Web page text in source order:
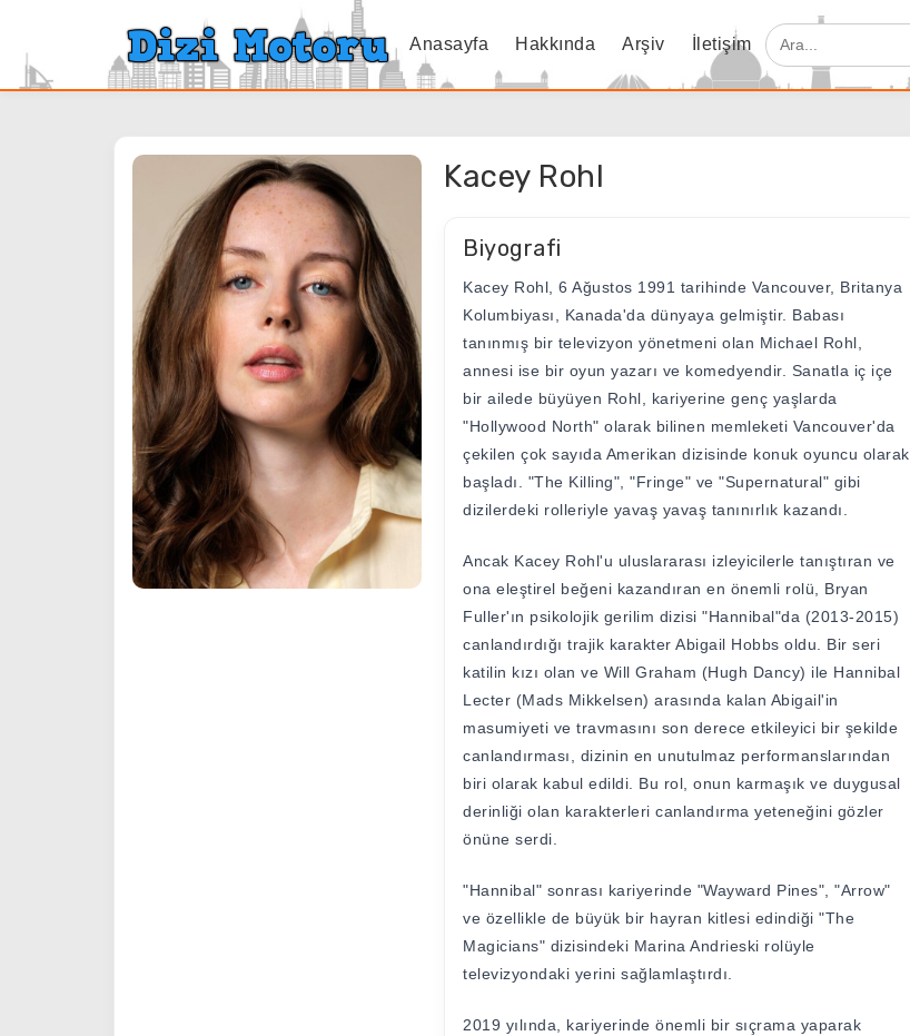
Anasayfa Hakkında Arşiv İletişim
Kacey Rohl
Biyografi
Kacey Rohl, 6 Ağustos 1991 tarihinde Vancouver, Britanya
Kolumbiyası, Kanada'da dünyaya gelmiştir. Babası
tanınmış bir televizyon yönetmeni olan Michael Rohl,
annesi ise bir oyun yazarı ve komedyendir. Sanatla iç içe
bir ailede büyüyen Rohl, kariyerine genç yaşlarda
"Hollywood North" olarak bilinen memleketi Vancouver'da
çekilen çok sayıda Amerikan dizisinde konuk oyuncu olarak
başladı. "The Killing", "Fringe" ve "Supernatural" gibi
dizilerdeki rolleriyle yavaş yavaş tanınırlık kazandı.
Ancak Kacey Rohl'u uluslararası izleyicilerle tanıştıran ve
ona eleştirel beğeni kazandıran en önemli rolü, Bryan
Fuller'ın psikolojik gerilim dizisi "Hannibal"da (2013-2015)
canlandırdığı trajik karakter Abigail Hobbs oldu. Bir seri
katilin kızı olan ve Will Graham (Hugh Dancy) ile Hannibal
Lecter (Mads Mikkelsen) arasında kalan Abigail'in
masumiyeti ve travmasını son derece etkileyici bir şekilde
canlandırması, dizinin en unutulmaz performanslarından
biri olarak kabul edildi. Bu rol, onun karmaşık ve duygusal
derinliği olan karakterleri canlandırma yeteneğini gözler
önüne serdi.
"Hannibal" sonrası kariyerinde "Wayward Pines", "Arrow"
ve özellikle de büyük bir hayran kitlesi edindiği "The
Magicians" dizisindeki Marina Andrieski rolüyle
televizyondaki yerini sağlamlaştırdı.
2019 yılında, kariyerinde önemli bir sıçrama yaparak